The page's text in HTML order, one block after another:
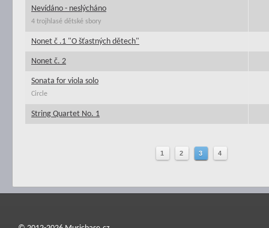
Nevídáno - neslýcháno
4 trojhlasé dětské sbory
Nonet č .1 "O šťastných dětech"
Nonet č. 2
Sonata for viola solo
Circle
String Quartet No. 1
1 2 3 4